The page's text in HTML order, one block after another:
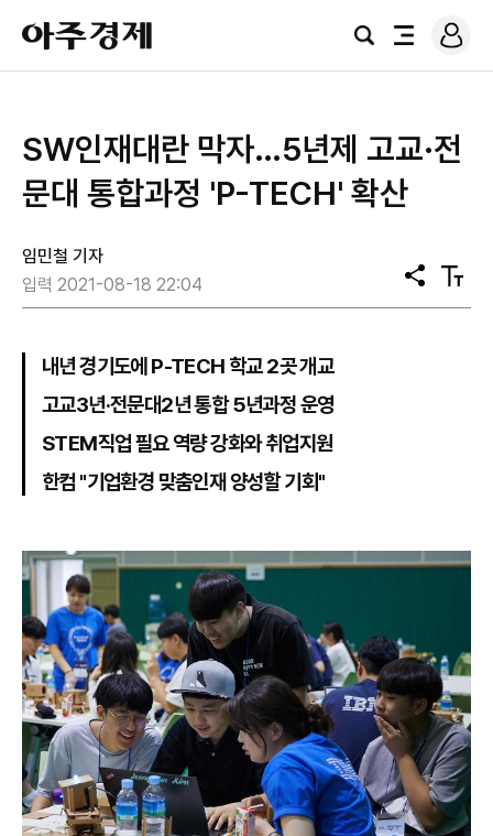
아
주
경
검
전
로
그
SW인재대란 막자…5년제 고교·전
문대 통합과정 'P-TECH' 확산
임민철 기자
입력 2021-08-18 22:04
공
유
텍
스
내년 경기도에 P-TECH 학교 2곳 개교
고교3년·전문대2년 통합 5년과정 운영
STEM직업 필요 역량 강화와 취업지원
한컴 "기업환경 맞춤인재 양성할 기회"